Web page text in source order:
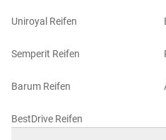
Uniroyal Reifen
Semperit Reifen
Barum Reifen
BestDrive Reifen